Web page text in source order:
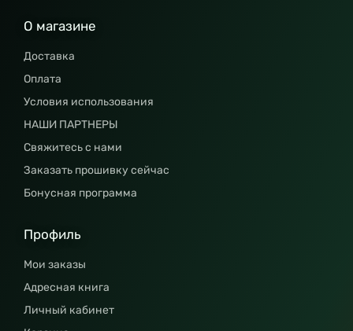
О магазине
Доставка
Оплата
Условия использования
НАШИ ПАРТНЕРЫ
Свяжитесь с нами
Заказать прошивку сейчас
Бонусная программа
Профиль
Мои заказы
Адресная книга
Личный кабинет